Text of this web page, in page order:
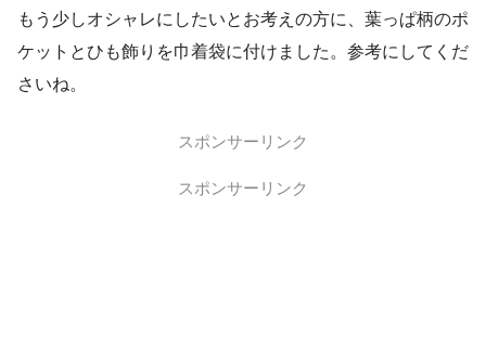
もう少しオシャレにしたいとお考えの方に、葉っぱ柄のポ
ケットとひも飾りを巾着袋に付けました。参考にしてくだ
さいね。
スポンサーリンク
スポンサーリンク